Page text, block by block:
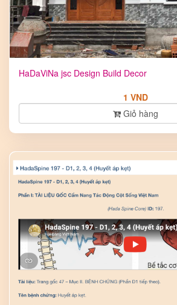
HaDaViNa jsc Design Build Decor
1 VND
Giỏ hàng